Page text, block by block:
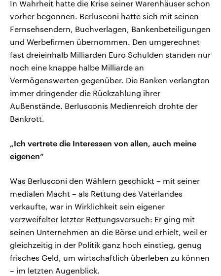
In Wahrheit hatte die Krise seiner Warenhäuser schon
vorher begonnen. Berlusconi hatte sich mit seinen
Fernsehsendern, Buchverlagen, Bankenbeteiligungen
und Werbefirmen übernommen. Den umgerechnet
fast dreieinhalb Milliarden Euro Schulden standen nur
noch eine knappe halbe Milliarde an
Vermögenswerten gegenüber. Die Banken verlangten
immer dringender die Rückzahlung ihrer
Außenstände. Berlusconis Medienreich drohte der
Bankrott.
„Ich vertrete die Interessen von allen, auch meine
eigenen“
Was Berlusconi den Wählern geschickt – mit seiner
medialen Macht – als Rettung des Vaterlandes
verkaufte, war in Wirklichkeit sein eigener
verzweifelter letzter Rettungsversuch: Er ging mit
seinen Unternehmen an die Börse und erhielt, weil er
gleichzeitig in der Politik ganz hoch einstieg, genug
frisches Geld, um wirtschaftlich überleben zu können
– im letzten Augenblick.